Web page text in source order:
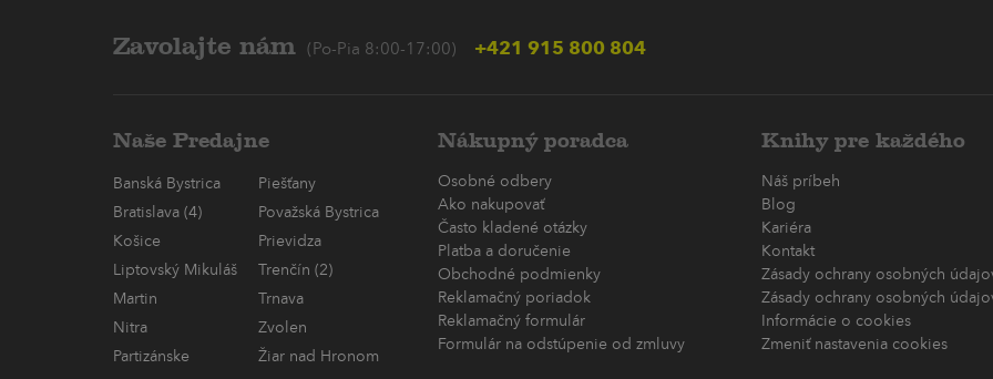
Zavolajte nám (Po-Pia 8:00-17:00) +421 915 800 804
Naše Predajne
Banská Bystrica
Piešťany
Bratislava (4)
Považská Bystrica
Košice
Prievidza
Liptovský Mikuláš
Trenčín (2)
Martin
Trnava
Nitra
Zvolen
Partizánske
Žiar nad Hronom
Nákupný poradca
Osobné odbery
Ako nakupovať
Často kladené otázky
Platba a doručenie
Obchodné podmienky
Reklamačný poriadok
Reklamačný formulár
Formulár na odstúpenie od zmluvy
Knihy pre každého
Náš príbeh
Blog
Kariéra
Kontakt
Zásady ochrany osobných
Zásady ochrany osobných
Informácie o cookies
Zmeniť nastavenia cookies